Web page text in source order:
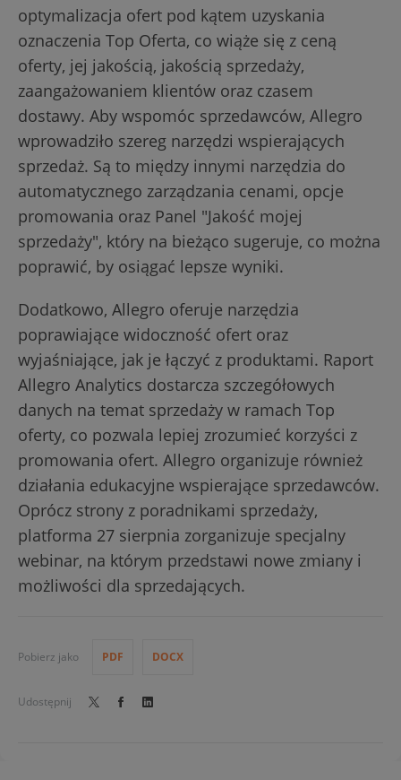
optymalizacja ofert pod kątem uzyskania
oznaczenia Top Oferta, co wiąże się z ceną
oferty, jej jakością, jakością sprzedaży,
zaangażowaniem klientów oraz czasem
dostawy. Aby wspomóc sprzedawców, Allegro
wprowadziło szereg narzędzi wspierających
sprzedaż. Są to między innymi narzędzia do
automatycznego zarządzania cenami, opcje
promowania oraz Panel "Jakość mojej
sprzedaży", który na bieżąco sugeruje, co można
poprawić, by osiągać lepsze wyniki.
Dodatkowo, Allegro oferuje narzędzia
poprawiające widoczność ofert oraz
wyjaśniające, jak je łączyć z produktami. Raport
Allegro Analytics dostarcza szczegółowych
danych na temat sprzedaży w ramach Top
oferty, co pozwala lepiej zrozumieć korzyści z
promowania ofert. Allegro organizuje również
działania edukacyjne wspierające sprzedawców.
Oprócz strony z poradnikami sprzedaży,
platforma 27 sierpnia zorganizuje specjalny
webinar, na którym przedstawi nowe zmiany i
możliwości dla sprzedających.
Pobierz jako PDF DOCX
Udostępnij